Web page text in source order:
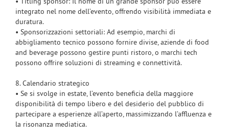
integrato nel nome dell’evento, offrendo visibilità immediata e
duratura.
• Sponsorizzazioni settoriali: Ad esempio, marchi di
abbigliamento tecnico possono fornire divise, aziende di food
and beverage possono gestire punti ristoro, o marchi tech
possono offrire soluzioni di streaming e connettività.
8. Calendario strategico
• Se si svolge in estate, l’evento beneficia della maggiore
disponibilità di tempo libero e del desiderio del pubblico di
partecipare a esperienze all’aperto, massimizzando l’affluenza e
la risonanza mediatica.